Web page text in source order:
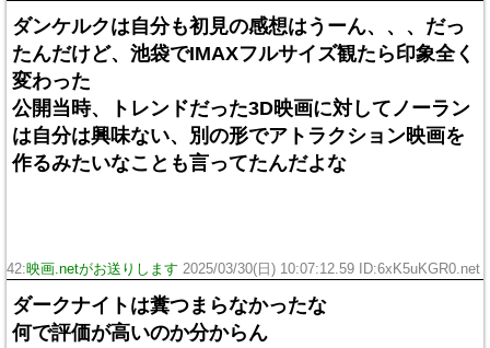
ダンケルクは自分も初見の感想はうーん、、、だっ
たんだけど、池袋でIMAXフルサイズ観たら印象全く
変わった
公開当時、トレンドだった3D映画に対してノーラン
は自分は興味ない、別の形でアトラクション映画を
作るみたいなことも言ってたんだよな
42:映画.netがお送りします 2025/03/30(日) 10:07:12.59 ID:6xK5uKGR0.net
ダークナイトは糞つまらなかったな
何で評価が高いのか分からん